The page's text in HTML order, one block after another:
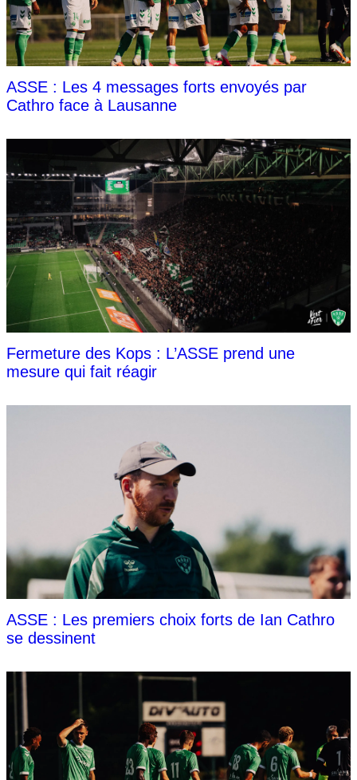
ASSE : Les 4 messages forts envoyés par
Cathro face à Lausanne
Fermeture des Kops : L’ASSE prend une
mesure qui fait réagir
ASSE : Les premiers choix forts de Ian Cathro
se dessinent